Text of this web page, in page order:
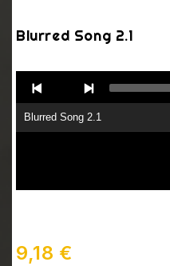
Blurred Song 2.1
Player
Blurred Song 2.1
9,18 €